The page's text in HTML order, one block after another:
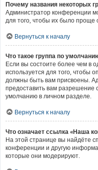
Почему названия некоторых
Администратор конференции
для того, чтобы их было проще
Вернуться к началу
Что такое группа по
Если вы состоите более чем в
используется для того, чтобы
должны быть вам присвоены.
предоставить вам разрешение
умолчанию в личном разделе.
Вернуться к началу
Что означает ссылка «Наша
На этой странице вы найдёте
конференции и другую
которые они модерируют.